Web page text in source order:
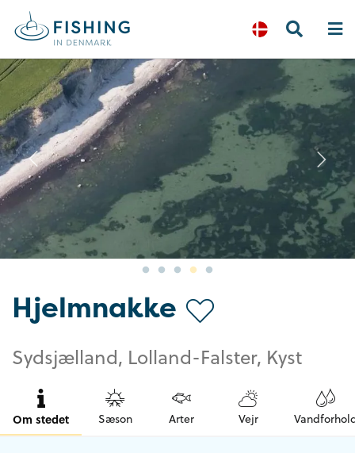
Previous
Hjelmnakke
Sydsjælland, Lolland-Falster, Kyst
Om stedet Sæson Arter Vejr